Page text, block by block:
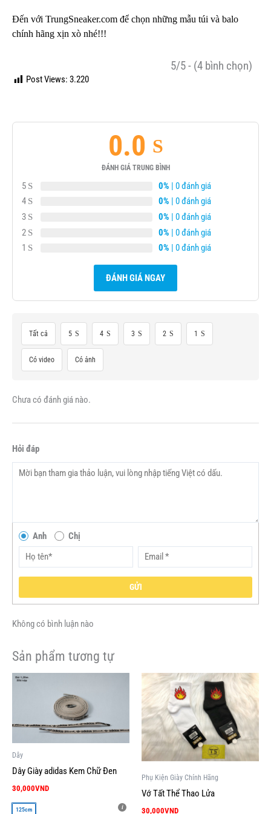
Đến với TrungSneaker.com để chọn những mẫu túi và balo
chính hãng xịn xò nhé!!!
5/5 - (4 bình chọn)
Post Views: 3.220
0.0
ĐÁNH GIÁ TRUNG BÌNH
5 0% | 0 đánh giá
4
0% | 0 đánh giá
3
0% | 0 đánh giá
2
0% | 0 đánh giá
1
0% | 0 đánh giá
ĐÁNH GIÁ NGAY
Tất cả 5 4 3 2 1
Có video Có ảnh
Chưa có đánh giá nào.
Hỏi đáp
Anh Chị
GỬI
Không có bình luận nào
Sản phẩm tương tự
Dây
Dây Giày adidas Kem Chữ Đen
30,000VND
Sản
có
biến
thể.
tùy
chọn
125cm
Phụ Kiện Giày Chính Hãng
Vớ Tất Thể Thao Lửa
30,000VND